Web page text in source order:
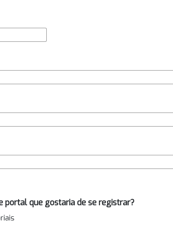
portal que gostaria de se registrar?